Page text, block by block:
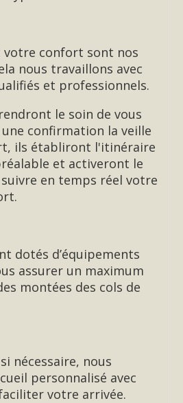
confort sont nos
nous travaillons avec
et professionnels.
le soin de vous
confirmation la veille
ils établiront l'itinéraire
et activeront le
en temps réel votre
dotés d’équipements
assurer un maximum
montées des cols de
nécessaire, nous
personnalisé avec
votre arrivée.